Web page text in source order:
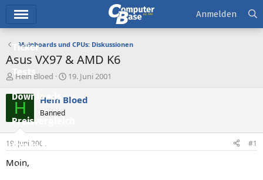
Ticker
Tests
Downloads
Preisvergleich
Forum
Aktuelles
Anmelden
Mainboards und CPUs: Diskussionen
Asus VX97 & AMD K6
E
s
t
e
e
r
Hein Bloed
E
s
t
19. Juni 2001
H Hein Bloed
Banned
19. Juni 2001 #1
Moin,